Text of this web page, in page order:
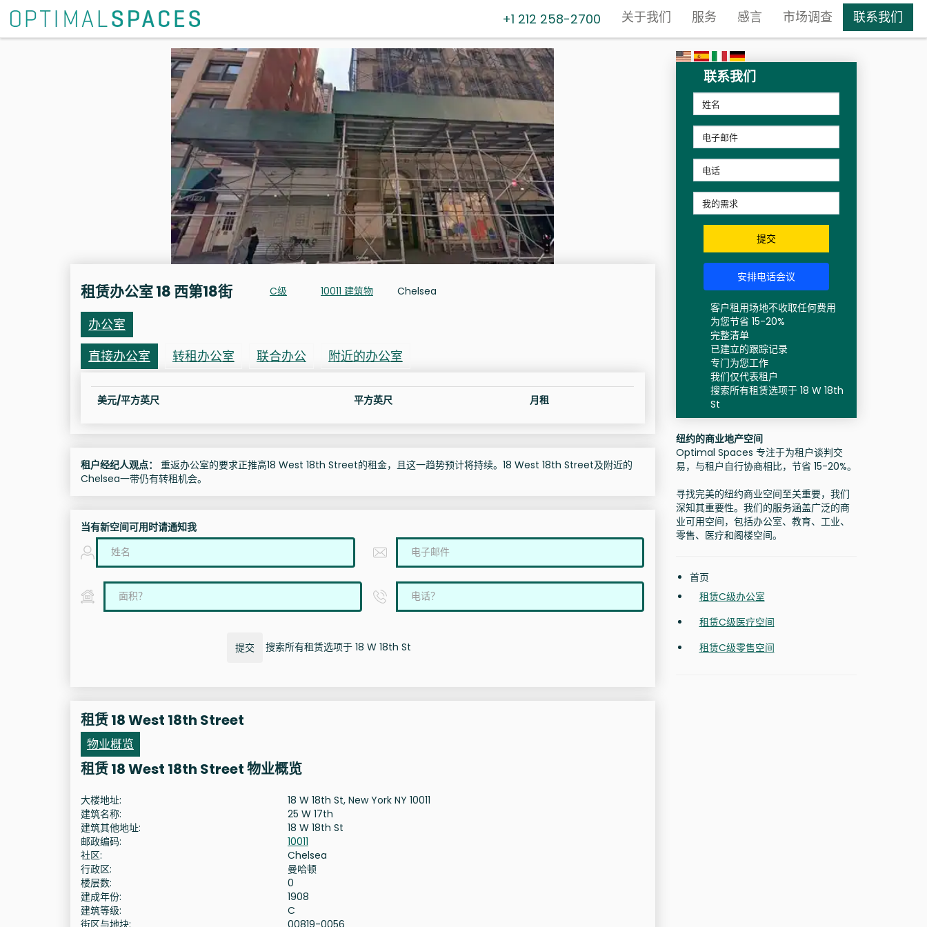
+1 212 258-2700 关于我们 服务 感言 市场调查 联系我们
租赁办公室 18 西第18街 C级 10011 建筑物 Chelsea
办公室
直接办公室
转租办公室 联合办公 附近的办公室
美元/平方英尺 平方英尺 月租
租户经纪人观点：
重返办公室的要求正推高18 West 18th Street的租金，且这一趋势预计将持续。18 West 18th Street及附近的
Chelsea一带仍有转租机会。
当有新空间可用时请通知我
提交 搜索所有租赁选项于 18 W 18th St
租赁 18 West 18th Street
物业概览
租赁 18 West 18th Street 物业概览
大楼地址:
18 W 18th St, New York NY 10011
建筑名称:
25 W 17th
建筑其他地址:
18 W 18th St
邮政编码:
10011
社区:
Chelsea
行政区:
曼哈顿
楼层数:
0
建成年份:
1908
建筑等级:
C
街区与地块:
00819-0056
联系我们
提交
安排电话会议
客户租用场地不收取任何费用
为您节省 15-20%
完整清单
已建立的跟踪记录
专门为您工作
我们仅代表租户
搜索所有租赁选项于 18 W 18th
St
纽约的商业地产空间
Optimal Spaces 专注于为租户谈判交
易，与租户自行协商相比，节省 15-20%。
寻找完美的纽约商业空间至关重要，我们
深知其重要性。我们的服务涵盖广泛的商
业可用空间，包括办公室、教育、工业、
零售、医疗和阁楼空间。
首页
租赁C级办公室
租赁C级医疗空间
租赁C级零售空间